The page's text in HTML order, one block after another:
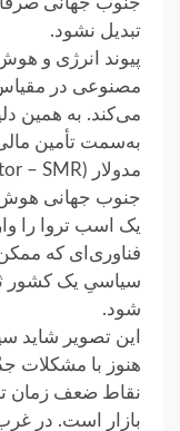
تبدیل نشود.‏
پیوند انرژی و
مصنوعی در
می‌کند. به همین
به‌سمت تأمین
جنوب ‏جهانی هوش
یک اسب تروا را
فناوری‌ای که
سیاسیِ یک کشور
شود.‏
این تصویر شاید
هنوز با مشکلات
نقاط ضعف ‏زمان
بازار است. در